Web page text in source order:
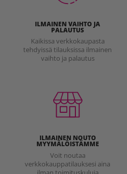
ILMAINEN VAIHTO JA
PALAUTUS
Kaikissa verkkokaupasta
tehdyissä tilauksissa ilmainen
vaihto ja palautus
ILMAINEN NOUTO
MYYMÄLÖISTÄMME
Voit noutaa
verkkokauppatilauksesi aina